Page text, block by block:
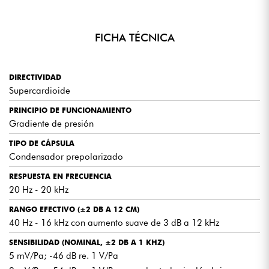
FICHA TÉCNICA
DIRECTIVIDAD
Supercardioide
PRINCIPIO DE FUNCIONAMIENTO
Gradiente de presión
TIPO DE CÁPSULA
Condensador prepolarizado
RESPUESTA EN FRECUENCIA
20 Hz - 20 kHz
RANGO EFECTIVO (±2 DB A 12 CM)
40 Hz - 16 kHz con aumento suave de 3 dB a 12 kHz
SENSIBILIDAD (NOMINAL, ±2 DB A 1 KHZ)
5 mV/Pa; -46 dB re. 1 V/Pa